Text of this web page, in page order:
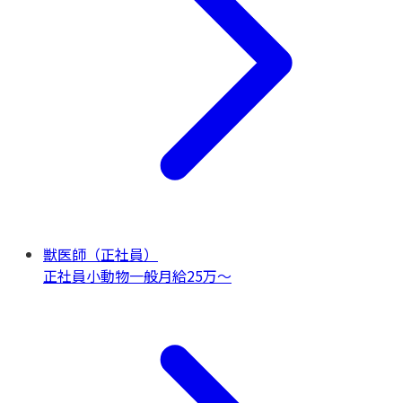
獣医師（正社員）
正社員小動物一般月給25万〜